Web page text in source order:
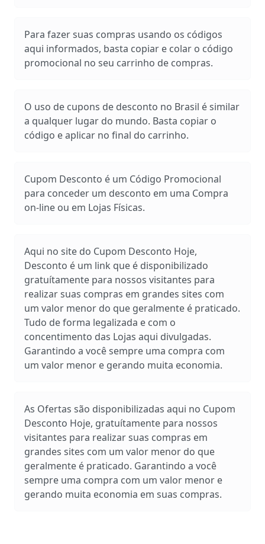
Para fazer suas compras usando os códigos
aqui informados, basta copiar e colar o código
promocional no seu carrinho de compras.
O uso de cupons de desconto no Brasil é similar
a qualquer lugar do mundo. Basta copiar o
código e aplicar no final do carrinho.
Cupom Desconto é um Código Promocional
para conceder um desconto em uma Compra
on-line ou em Lojas Físicas.
Aqui no site do Cupom Desconto Hoje,
Desconto é um link que é disponibilizado
gratuítamente para nossos visitantes para
realizar suas compras em grandes sites com
um valor menor do que geralmente é praticado.
Tudo de forma legalizada e com o
concentimento das Lojas aqui divulgadas.
Garantindo a você sempre uma compra com
um valor menor e gerando muita economia.
As Ofertas são disponibilizadas aqui no Cupom
Desconto Hoje, gratuítamente para nossos
visitantes para realizar suas compras em
grandes sites com um valor menor do que
geralmente é praticado. Garantindo a você
sempre uma compra com um valor menor e
gerando muita economia em suas compras.